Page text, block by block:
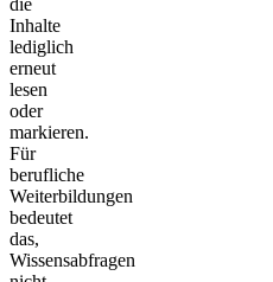
Inhalte
lediglich
erneut
lesen
oder
markieren.
Für
berufliche
Weiterbildungen
bedeutet
das,
Wissensabfragen